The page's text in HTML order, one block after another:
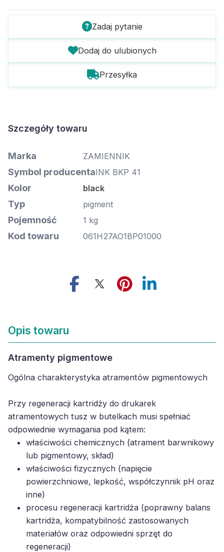
Zadaj pytanie
Dodaj do ulubionych
Przesyłka
Szczegóły towaru
Marka ZAMIENNIK
Symbol producentaINK BKP 41
Kolor black
Typ pigment
Pojemność 1 kg
Kod towaru 061H27AO1BP01000
Opis towaru
Atramenty pigmentowe
Ogólna charakterystyka atramentów pigmentowych
Przy regeneracji kartridży do drukarek
atramentowych tusz w butelkach musi spełniać
odpowiednie wymagania pod kątem:
właściwości chemicznych (atrament barwnikowy
lub pigmentowy, skład)
właściwości fizycznych (napięcie
powierzchniowe, lepkość, współczynnik pH oraz
inne)
procesu regeneracji kartridża (poprawny balans
kartridża, kompatybilność zastosowanych
materiałów oraz odpowiedni sprzęt do
regeneracji)